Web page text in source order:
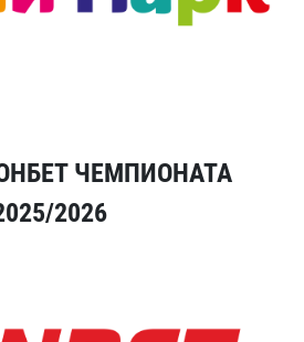
ЧЕМПИОНАТА
2026